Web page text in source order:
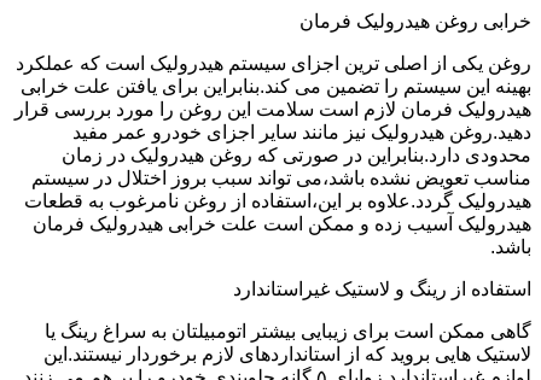
خرابی روغن هیدرولیک فرمان
روغن یکی از اصلی ترین اجزای سیستم هیدرولیک است که عملکرد
بهینه این سیستم را تضمین می کند.بنابراین برای یافتن علت خرابی
هیدرولیک فرمان لازم است سلامت این روغن را مورد بررسی قرار
دهید.روغن هیدرولیک نیز مانند سایر اجزای خودرو عمر مفید
محدودی دارد.بنابراین در صورتی که روغن هیدرولیک در زمان
مناسب تعویض نشده باشد،می تواند سبب بروز اختلال در سیستم
هیدرولیک گردد.علاوه بر این،استفاده از روغن نامرغوب به قطعات
هیدرولیک آسیب زده و ممکن است علت خرابی هیدرولیک فرمان
باشد.
استفاده از رینگ و لاستیک غیراستاندارد
گاهی ممکن است برای زیبایی بیشتر اتومبیلتان به سراغ رینگ یا
لاستیک هایی بروید که از استانداردهای لازم برخوردار نیستند.این